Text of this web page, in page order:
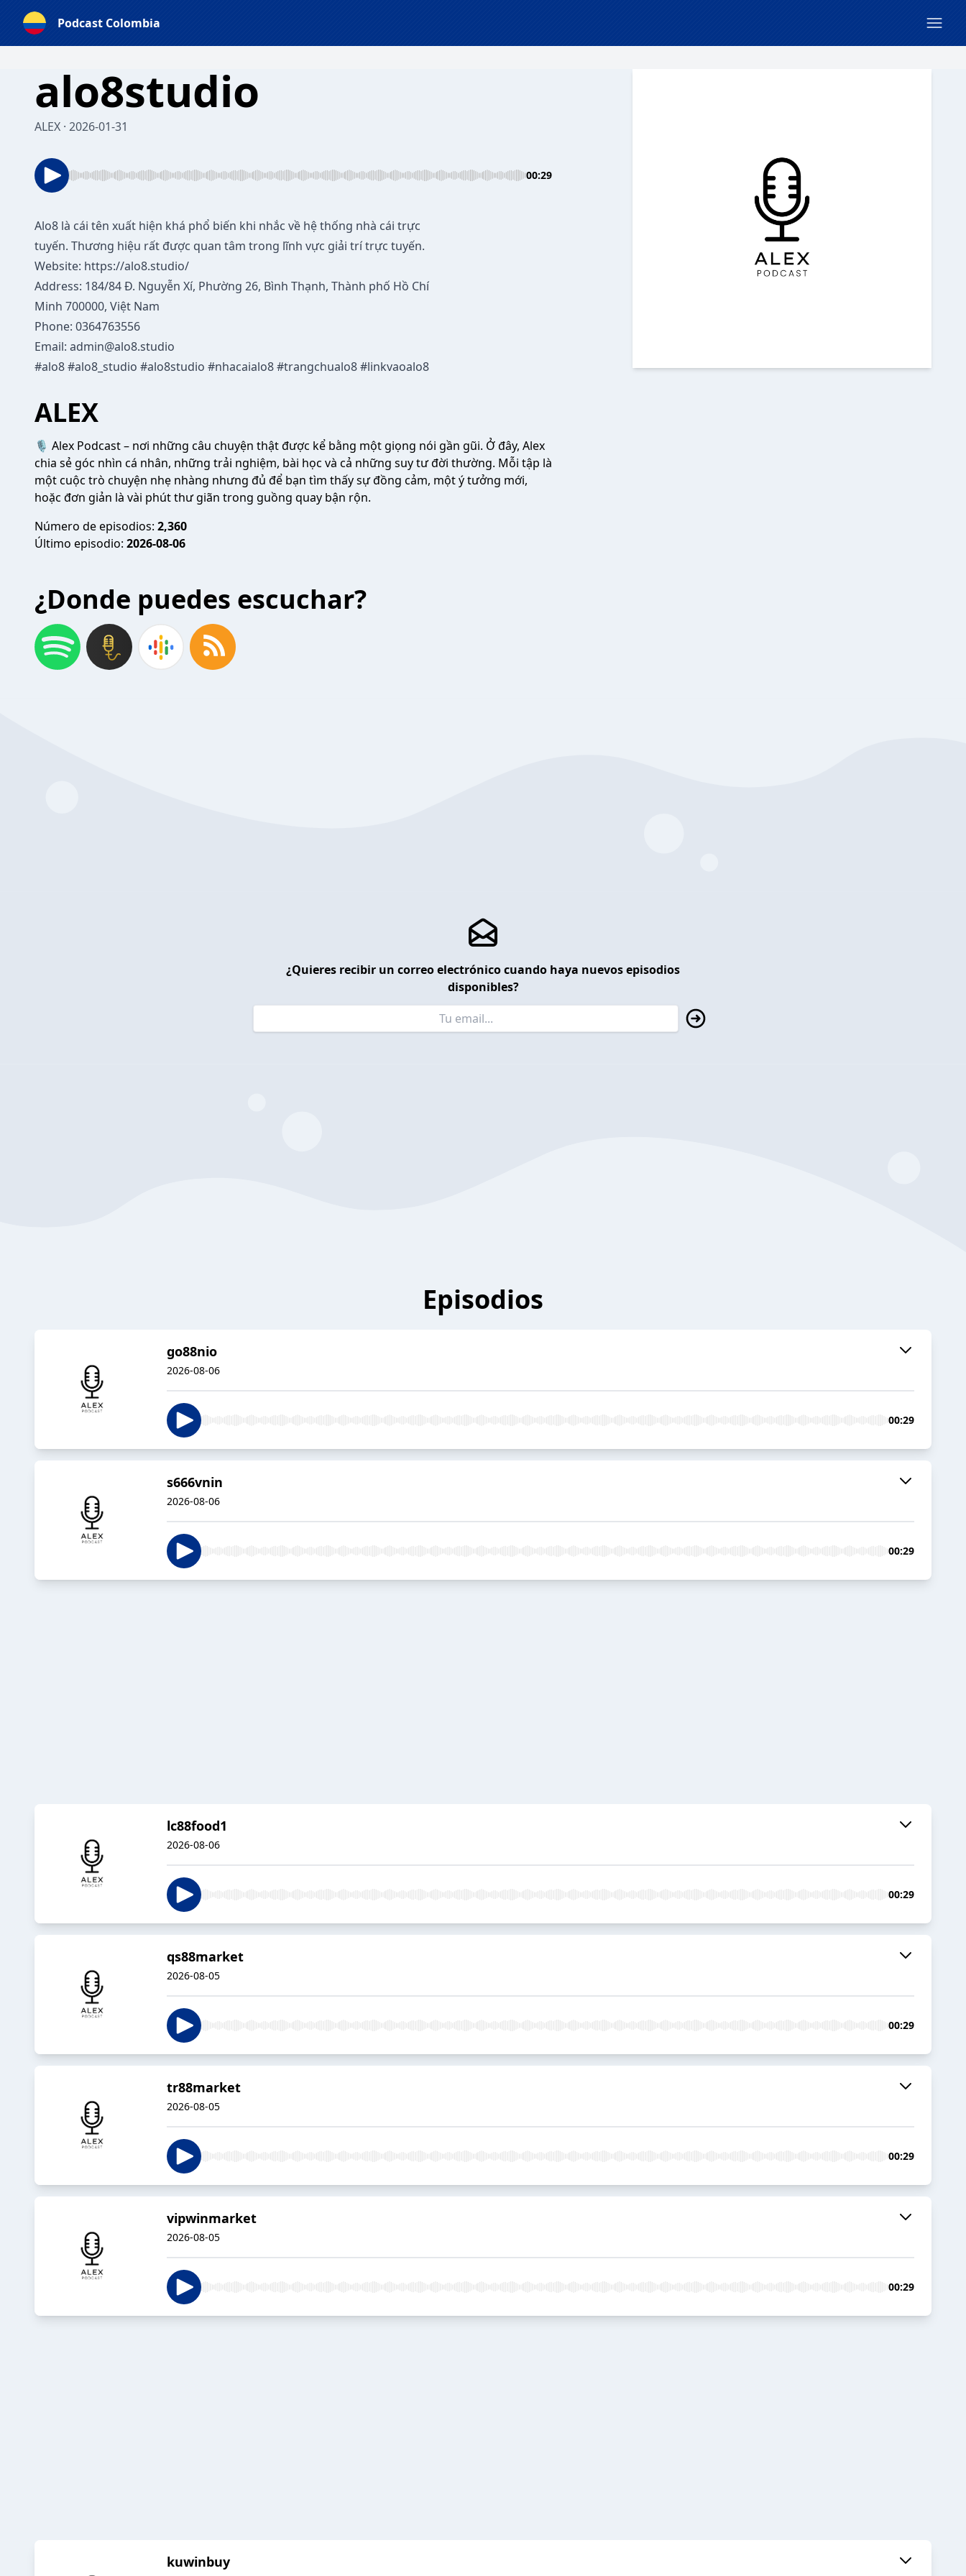
Podcast Colombia
alo8studio
ALEX · 2026-01-31
00:29
Alo8 là cái tên xuất hiện khá phổ biến khi nhắc về hệ thống nhà cái trực
tuyến. Thương hiệu rất được quan tâm trong lĩnh vực giải trí trực tuyến.
Website: https://alo8.studio/
Address: 184/84 Đ. Nguyễn Xí, Phường 26, Bình Thạnh, Thành phố Hồ Chí
Minh 700000, Việt Nam
Phone: 0364763556
Email: admin@alo8.studio
#alo8 #alo8_studio #alo8studio #nhacaialo8 #trangchualo8 #linkvaoalo8
ALEX
🎙️ Alex Podcast – nơi những câu chuyện thật được kể bằng một giọng nói gần gũi. Ở đây, Alex
chia sẻ góc nhìn cá nhân, những trải nghiệm, bài học và cả những suy tư đời thường. Mỗi tập là
một cuộc trò chuyện nhẹ nhàng nhưng đủ để bạn tìm thấy sự đồng cảm, một ý tưởng mới,
hoặc đơn giản là vài phút thư giãn trong guồng quay bận rộn.
Número de episodios: 2,360
Último episodio: 2026-08-06
¿Donde puedes escuchar?
¿Quieres recibir un correo electrónico cuando haya nuevos episodios
disponibles?
Episodios
go88nio
2026-08-06
00:29
s666vnin
2026-08-06
00:29
lc88food1
2026-08-06
00:29
qs88market
2026-08-05
00:29
tr88market
2026-08-05
00:29
vipwinmarket
2026-08-05
00:29
kuwinbuy